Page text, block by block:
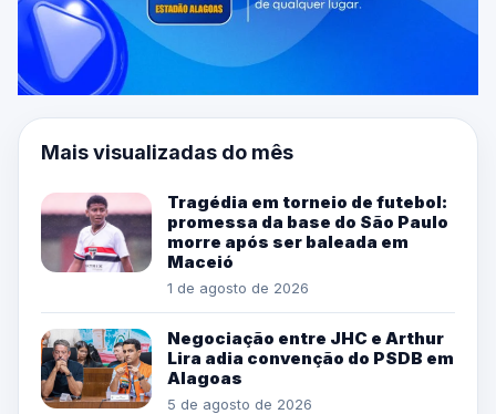
Mais visualizadas do mês
Tragédia em torneio de futebol:
promessa da base do São Paulo
morre após ser baleada em
Maceió
1 de agosto de 2026
Negociação entre JHC e Arthur
Lira adia convenção do PSDB em
Alagoas
5 de agosto de 2026